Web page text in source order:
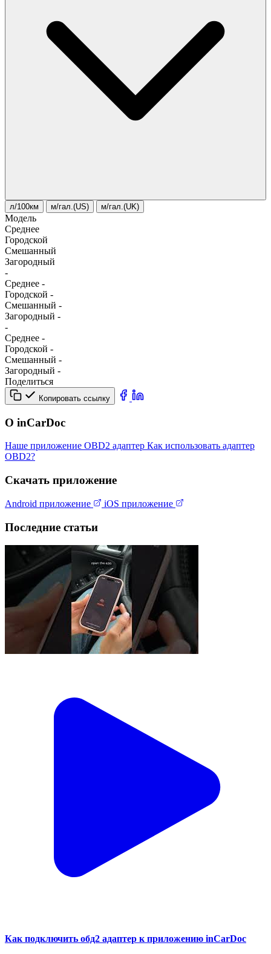
л/100км м/гал.(US) м/гал.(UK)
Модель
Среднее
Городской
Смешанный
Загородный
-
Среднее -
Городской -
Смешанный -
Загородный -
-
Среднее -
Городской -
Смешанный -
Загородный -
Поделиться
Копировать ссылку
О inCarDoc
Наше приложение OBD2 адаптер Как использовать адаптер
OBD2?
Скачать приложение
Android приложение iOS приложение
Последние статьи
Как подключить обд2 адаптер к приложению inCarDoc